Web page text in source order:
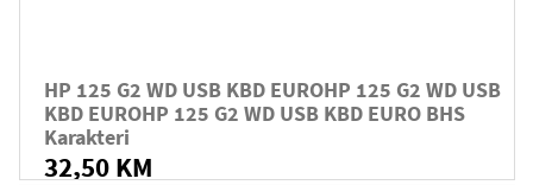
HP 125 G2 WD USB KBD EUROHP 125 G2 WD USB
KBD EUROHP 125 G2 WD USB KBD EURO BHS
Karakteri
32,50 KM